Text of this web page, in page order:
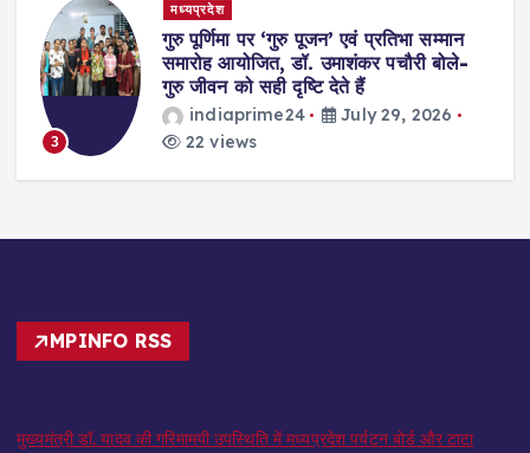
3
मध्यप्रदेश
गुरु पूर्णिमा पर ‘गुरु पूजन’ एवं प्रतिभा सम्मान
समारोह आयोजित, डॉ. उमाशंकर पचौरी बोले-
गुरु जीवन को सही दृष्टि देते हैं
indiaprime24
July 29, 2026
22 views
MPINFO RSS
मुख्यमंत्री डॉ. यादव की गरिमामयी उपस्थिति में मध्यप्रदेश पर्यटन बोर्ड और टाटा